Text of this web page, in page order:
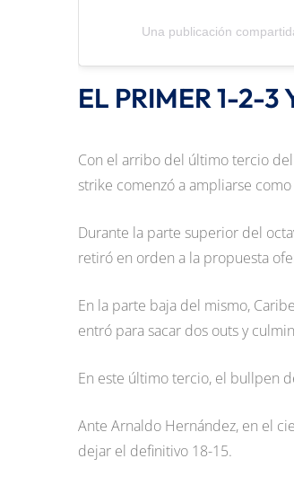
Una publicación
EL PRIMER 1-2-3
Con el arribo del último tercio
strike comenzó a ampliarse
Durante la parte superior del
retiró en orden a la propuesta
En la parte baja del mismo,
entró para sacar dos outs y
En este último tercio, el bullpen
Ante Arnaldo Hernández, en el
dejar el definitivo 18-15.